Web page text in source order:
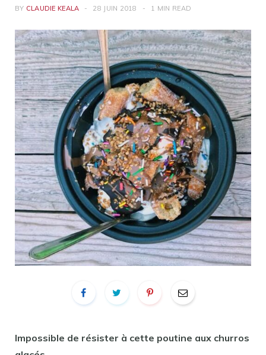
BY CLAUDIE KEALA 28 JUIN 2018 1 MIN READ
Impossible de résister à cette poutine aux churros